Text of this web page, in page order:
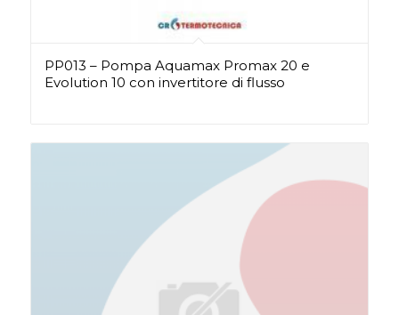
PP013 – Pompa Aquamax Promax 20 e
Evolution 10 con invertitore di flusso